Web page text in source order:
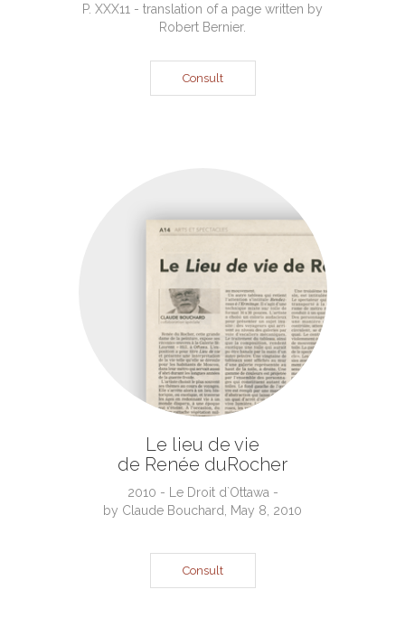
P. XXX11 - translation of a page written by
Robert Bernier.
Consult
Le lieu de vie
de Renée duRocher
2010 - Le Droit d`Ottawa -
by Claude Bouchard, May 8, 2010
Consult